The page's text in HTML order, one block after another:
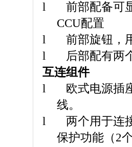
l
前部配备可
CCU配置
l
前部旋钮，
l
后部配有两
互连组件
l
欧式电源插
线。
l
两个用于连
保护功能（2